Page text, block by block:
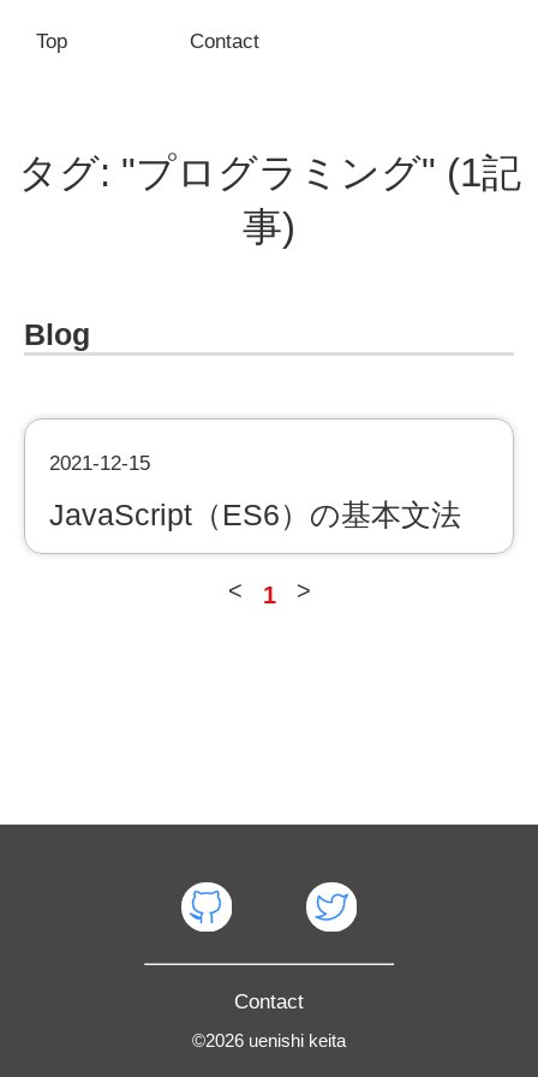
Top Contact
タグ: "プログラミング" (1記
事)
Blog
2021-12-15
JavaScript（ES6）の基本文法
< 1 >
Contact
©2026 uenishi keita